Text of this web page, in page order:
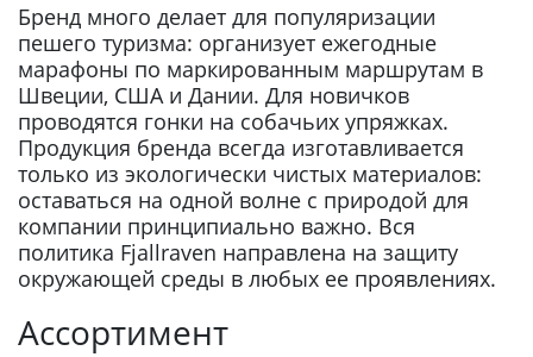
Бренд много делает для популяризации
пешего туризма: организует ежегодные
марафоны по маркированным маршрутам в
Швеции, США и Дании. Для новичков
проводятся гонки на собачьих упряжках.
Продукция бренда всегда изготавливается
только из экологически чистых материалов:
оставаться на одной волне с природой для
компании принципиально важно. Вся
политика Fjallraven направлена на защиту
окружающей среды в любых ее проявлениях.
Ассортимент